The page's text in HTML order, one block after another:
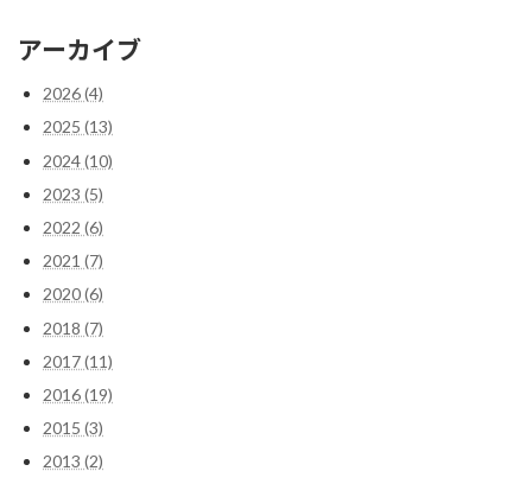
アーカイブ
2026 (4)
2025 (13)
2024 (10)
2023 (5)
2022 (6)
2021 (7)
2020 (6)
2018 (7)
2017 (11)
2016 (19)
2015 (3)
2013 (2)